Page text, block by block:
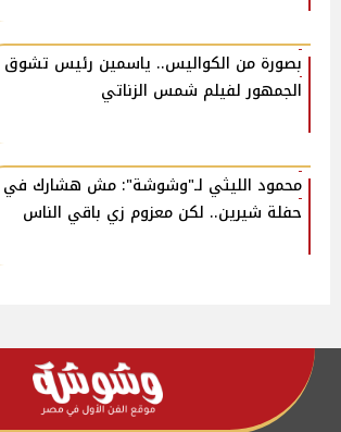
بصورة من الكواليس.. ياسمين رئيس تشوق
الجمهور لفيلم شمس الزناتي
محمود الليثي لـ"وشوشة": مش هشارك في
حفلة شيرين.. لكن معزوم زي باقي الناس